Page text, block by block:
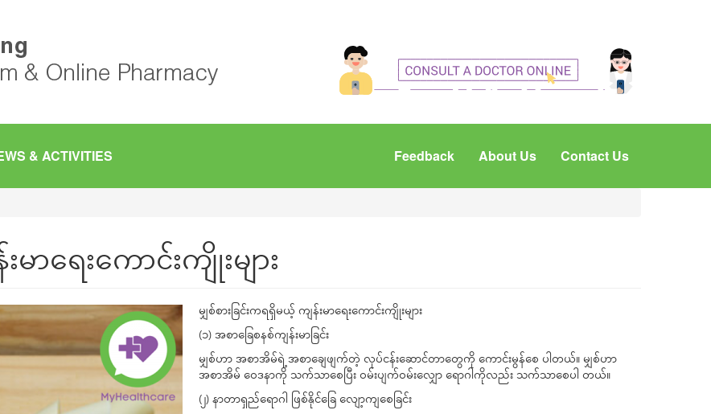
& ACTIVITIES Feedback About Us Contact Us
ာရေးကောင်းကျိုးများ
မျှစ်စားခြင်းကရရှိမယ့် ကျန်းမာရေးကောင်းကျိုးများ
(၁) အစာခြေစနစ်ကျန်းမာခြင်း
မျှစ်ဟာ အစာအိမ်ရဲ့ အစာချေဖျက်တဲ့ လုပ်ငန်းဆောင်တာတွေကို ကောင်းမွန်စေ ပါတယ်။ မျှစ်ဟာ
အစာအိမ် ဝေဒနာကို သက်သာစေပြီး ဝမ်းပျက်ဝမ်းလျှော ရောဂါကိုလည်း သက်သာစေပါ တယ်။
(၂) နာတာရှည်ရောဂါ ဖြစ်နိုင်ခြေ လျော့ကျစေခြင်း